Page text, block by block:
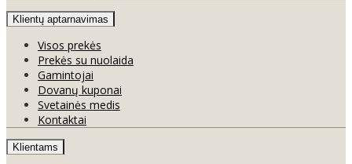
Klientų aptarnavimas
Visos prekės
Prekės su nuolaida
Gamintojai
Dovanų kuponai
Svetainės medis
Kontaktai
Klientams